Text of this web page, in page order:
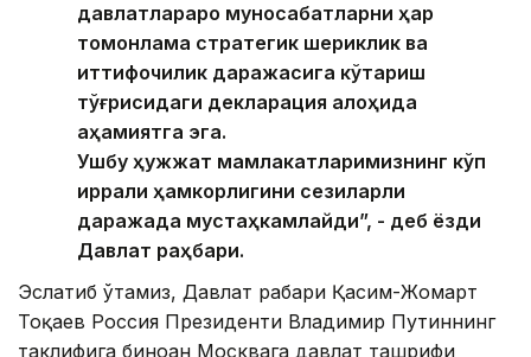
давлатлараро муносабатларни ҳар
томонлама стратегик шериклик ва
иттифоқчилик даражасига кўтариш
тўғрисидаги декларация алоҳида
аҳамиятга эга.
Ушбу ҳужжат мамлакатларимизнинг кўп
қиррали ҳамкорлигини сезиларли
даражада мустаҳкамлайди”, - деб ёзди
Давлат раҳбари.
Эслатиб ўтамиз, Давлат раҳбари Қасим-Жомарт
Тоқаев Россия Президенти Владимир Путиннинг
таклифига биноан Москвага давлат ташрифи